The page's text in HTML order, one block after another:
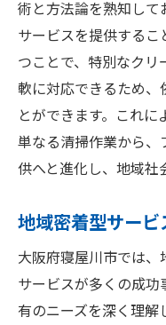
環境配慮が魅力
エコフレン
環境保全へ
持続可能な
環境に優し
地域と環境
寝屋川市で学べ
識の重要性
専門知識が
研修プログ
術と方法論を熟知し
サービスを提供する
つことで、特別なク
軟に対応できるため
とができます。これ
単なる清掃作業から
供へと進化し、地域社
地域密着型サー
大阪府寝屋川市では
サービスが多くの成
有のニーズを深く理